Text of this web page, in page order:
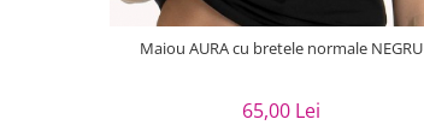
Maiou AURA cu bretele normale NEGRU
65,00 Lei